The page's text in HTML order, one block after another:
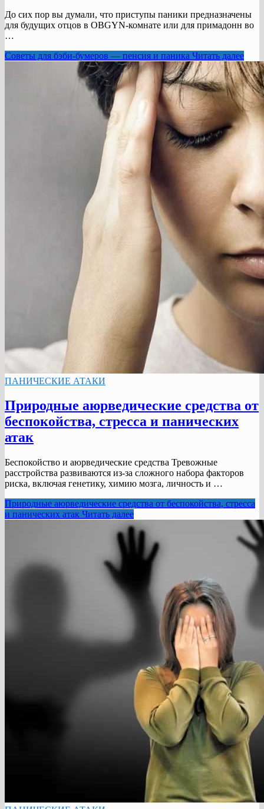
До сих пор вы думали, что приступы паники предназначены
для будущих отцов в OBGYN-комнате или для примадонн во
…
Советы для бэби-бумеров — пенсия и паника Читать далее
ПАНИЧЕСКИЕ АТАКИ
Природные аюрведические средства от
беспокойства, стресса и панических
атак
Беспокойство и аюрведические средства Тревожные
расстройства развиваются из-за сложного набора факторов
риска, включая генетику, химию мозга, личность и …
Природные аюрведические средства от беспокойства, стресса
и панических атак Читать далее